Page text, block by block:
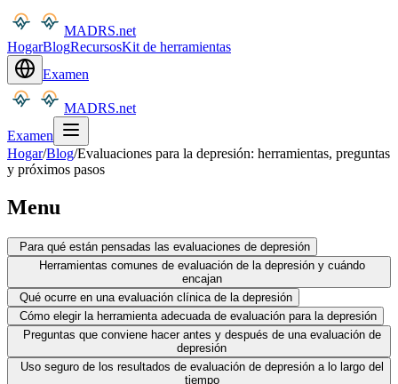
MADRS.net
HogarBlogRecursosKit de herramientas
Examen
MADRS.net
Examen
Hogar/Blog/Evaluaciones para la depresión: herramientas, preguntas
y próximos pasos
Menu
Para qué están pensadas las evaluaciones de depresión
Herramientas comunes de evaluación de la depresión y cuándo
encajan
Qué ocurre en una evaluación clínica de la depresión
Cómo elegir la herramienta adecuada de evaluación para la depresión
Preguntas que conviene hacer antes y después de una evaluación de
depresión
Uso seguro de los resultados de evaluación de depresión a lo largo del
tiempo